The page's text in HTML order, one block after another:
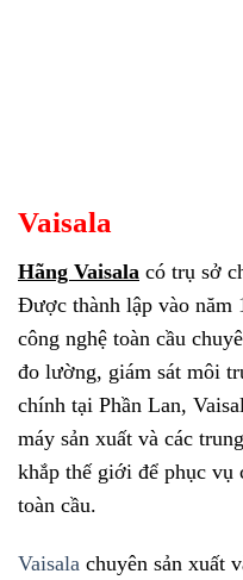
Vaisala
Hãng Vaisala có trụ sở
Được thành lập vào năm
công nghệ toàn cầu
đo lường, giám sát môi
chính tại Phần Lan,
máy sản xuất và các
khắp thế giới để phục vụ
toàn cầu.
Vaisala chuyên sản xuất